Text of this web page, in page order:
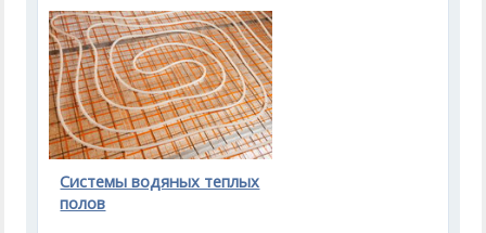
Системы водяных теплых
полов